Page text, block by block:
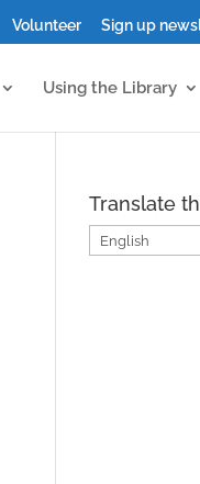
Volunteer Sign up
Using the Library
Translate